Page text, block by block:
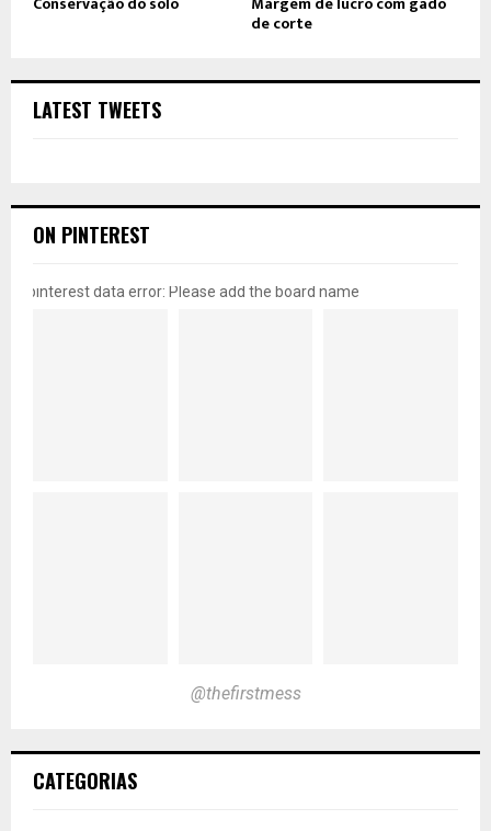
de corte
LATEST TWEETS
ON PINTEREST
pinterest data error: Please add the board name
@thefirstmess
CATEGORIAS